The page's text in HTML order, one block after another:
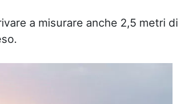
a misurare anche 2,5 metri di